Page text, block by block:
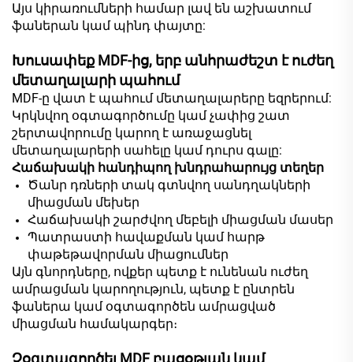
Այս կիրառումների համար լավ են աշխատում
ֆաներան կամ պինդ փայտը:
Խուսափեք MDF-ից, երբ անհրաժեշտ է ուժեղ
մետաղալարի պահում
MDF-ը վատ է պահում մետաղալարերը եզրերում:
Կրկնվող օգտագործումը կամ չափից շատ
շերտավորումը կարող է առաջացնել
մետաղալարերի սահելը կամ դուրս գալը:
Հաճախակի հանդիպող խնդրահարույց տեղեր
Ծանր դռների տակ գտնվող սանդղակների
միացման մեխեր
Հաճախակի շարժվող մեբելի միացման մասեր
Պատրաստի հավաքման կամ հարթ
փաթեթավորման միացումներ
Այն գնորդները, ովքեր պետք է ունենան ուժեղ
ամրացման կարողություն, պետք է ընտրեն
ֆաներա կամ օգտագործեն ամրացված
միացման համակարգեր։
Չօգտագործել MDF բացօթյան կամ